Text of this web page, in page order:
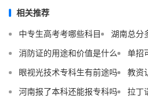
相关推荐
中专生高考考哪些科目
湖南总分
消防证的用途和价值是什么
单招
眼视光技术专科生有前途吗
教资
河南报了本科还能报专科吗
拉丁